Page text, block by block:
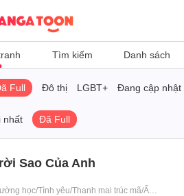
Tìm kiếm Danh sách
Full Đô thị LGBT+ Đang cập nhật
nhất Đã Full
Sao Của Anh
Trường học/Tình yêu/Thanh mai trúc mã/Ấm áp/Nhẹ nhàng